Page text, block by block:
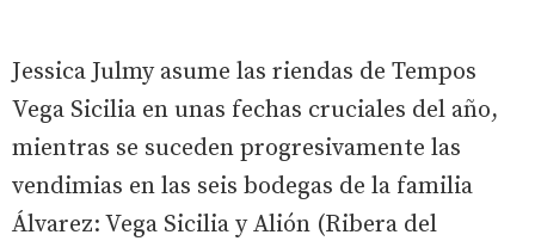
Jessica Julmy asume las riendas de Tempos
Vega Sicilia en unas fechas cruciales del año,
mientras se suceden progresivamente las
vendimias en las seis bodegas de la familia
Álvarez: Vega Sicilia y Alión (Ribera del